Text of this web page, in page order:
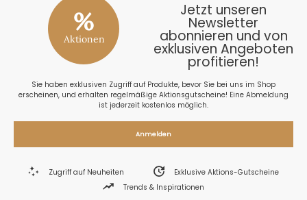
%
Aktionen
Jetzt unseren
Newsletter
abonnieren und von
exklusiven Angeboten
profitieren!
Sie haben exklusiven Zugriff auf Produkte, bevor Sie bei uns im Shop
erscheinen, und erhalten regelmäßige Aktionsgutscheine! Eine Abmeldung
ist jederzeit kostenlos möglich.
Anmelden
Zugriff auf Neuheiten
Exklusive Aktions-Gutscheine
Trends & Inspirationen